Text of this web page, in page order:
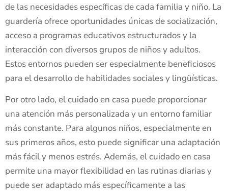
de las necesidades específicas de cada familia y niño. La
guardería ofrece oportunidades únicas de socialización,
acceso a programas educativos estructurados y la
interacción con diversos grupos de niños y adultos.
Estos entornos pueden ser especialmente beneficiosos
para el desarrollo de habilidades sociales y lingüísticas.
Por otro lado, el cuidado en casa puede proporcionar
una atención más personalizada y un entorno familiar
más constante. Para algunos niños, especialmente en
sus primeros años, esto puede significar una adaptación
más fácil y menos estrés. Además, el cuidado en casa
permite una mayor flexibilidad en las rutinas diarias y
puede ser adaptado más específicamente a las